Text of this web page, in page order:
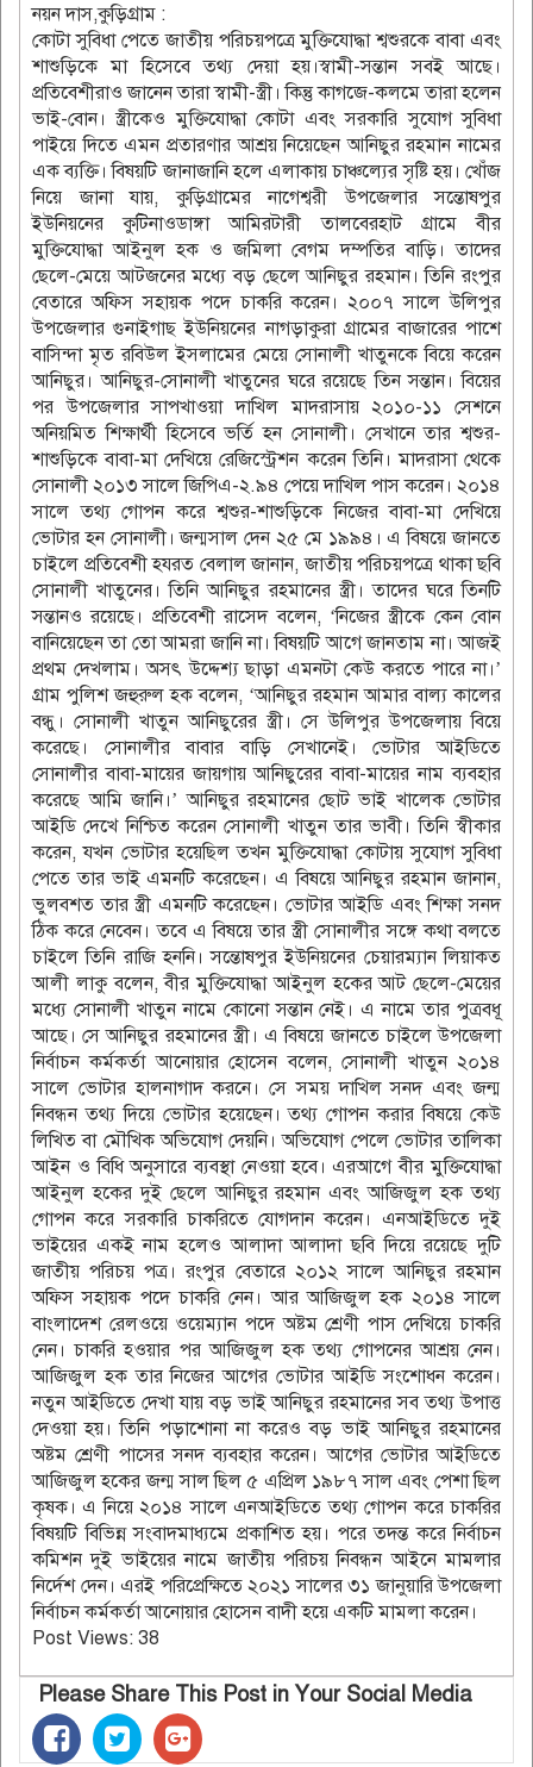
নয়ন দাস,কুড়িগ্রাম :
কোটা সুবিধা পেতে জাতীয় পরিচয়পত্রে মুক্তিযোদ্ধা শ্বশুরকে বাবা এবং
শাশুড়িকে মা হিসেবে তথ্য দেয়া হয়।স্বামী-সন্তান সবই আছে।
প্রতিবেশীরাও জানেন তারা স্বামী-স্ত্রী। কিন্তু কাগজে-কলমে তারা হলেন
ভাই-বোন। স্ত্রীকেও মুক্তিযোদ্ধা কোটা এবং সরকারি সুযোগ সুবিধা
পাইয়ে দিতে এমন প্রতারণার আশ্রয় নিয়েছেন আনিছুর রহমান নামের
এক ব্যক্তি। বিষয়টি জানাজানি হলে এলাকায় চাঞ্চল্যের সৃষ্টি হয়। খোঁজ
নিয়ে জানা যায়, কুড়িগ্রামের নাগেশ্বরী উপজেলার সন্তোষপুর
ইউনিয়নের কুটিনাওডাঙ্গা আমিরটারী তালবেরহাট গ্রামে বীর
মুক্তিযোদ্ধা আইনুল হক ও জমিলা বেগম দম্পতির বাড়ি। তাদের
ছেলে-মেয়ে আটজনের মধ্যে বড় ছেলে আনিছুর রহমান। তিনি রংপুর
বেতারে অফিস সহায়ক পদে চাকরি করেন। ২০০৭ সালে উলিপুর
উপজেলার গুনাইগাছ ইউনিয়নের নাগড়াকুরা গ্রামের বাজারের পাশে
বাসিন্দা মৃত রবিউল ইসলামের মেয়ে সোনালী খাতুনকে বিয়ে করেন
আনিছুর। আনিছুর-সোনালী খাতুনের ঘরে রয়েছে তিন সন্তান। বিয়ের
পর উপজেলার সাপখাওয়া দাখিল মাদরাসায় ২০১০-১১ সেশনে
অনিয়মিত শিক্ষার্থী হিসেবে ভর্তি হন সোনালী। সেখানে তার শ্বশুর-
শাশুড়িকে বাবা-মা দেখিয়ে রেজিস্ট্রেশন করেন তিনি। মাদরাসা থেকে
সোনালী ২০১৩ সালে জিপিএ-২.৯৪ পেয়ে দাখিল পাস করেন। ২০১৪
সালে তথ্য গোপন করে শ্বশুর-শাশুড়িকে নিজের বাবা-মা দেখিয়ে
ভোটার হন সোনালী। জন্মসাল দেন ২৫ মে ১৯৯৪। এ বিষয়ে জানতে
চাইলে প্রতিবেশী হযরত বেলাল জানান, জাতীয় পরিচয়পত্রে থাকা ছবি
সোনালী খাতুনের। তিনি আনিছুর রহমানের স্ত্রী। তাদের ঘরে তিনটি
সন্তানও রয়েছে। প্রতিবেশী রাসেদ বলেন, ‘নিজের স্ত্রীকে কেন বোন
বানিয়েছেন তা তো আমরা জানি না। বিষয়টি আগে জানতাম না। আজই
প্রথম দেখলাম। অসৎ উদ্দেশ্য ছাড়া এমনটা কেউ করতে পারে না।’
গ্রাম পুলিশ জহুরুল হক বলেন, ‘আনিছুর রহমান আমার বাল্য কালের
বন্ধু। সোনালী খাতুন আনিছুরের স্ত্রী। সে উলিপুর উপজেলায় বিয়ে
করেছে। সোনালীর বাবার বাড়ি সেখানেই। ভোটার আইডিতে
সোনালীর বাবা-মায়ের জায়গায় আনিছুরের বাবা-মায়ের নাম ব্যবহার
করেছে আমি জানি।’ আনিছুর রহমানের ছোট ভাই খালেক ভোটার
আইডি দেখে নিশ্চিত করেন সোনালী খাতুন তার ভাবী। তিনি স্বীকার
করেন, যখন ভোটার হয়েছিল তখন মুক্তিযোদ্ধা কোটায় সুযোগ সুবিধা
পেতে তার ভাই এমনটি করেছেন। এ বিষয়ে আনিছুর রহমান জানান,
ভুলবশত তার স্ত্রী এমনটি করেছেন। ভোটার আইডি এবং শিক্ষা সনদ
ঠিক করে নেবেন। তবে এ বিষয়ে তার স্ত্রী সোনালীর সঙ্গে কথা বলতে
চাইলে তিনি রাজি হননি। সন্তোষপুর ইউনিয়নের চেয়ারম্যান লিয়াকত
আলী লাকু বলেন, বীর মুক্তিযোদ্ধা আইনুল হকের আট ছেলে-মেয়ের
মধ্যে সোনালী খাতুন নামে কোনো সন্তান নেই। এ নামে তার পুত্রবধূ
আছে। সে আনিছুর রহমানের স্ত্রী। এ বিষয়ে জানতে চাইলে উপজেলা
নির্বাচন কর্মকর্তা আনোয়ার হোসেন বলেন, সোনালী খাতুন ২০১৪
সালে ভোটার হালনাগাদ করনে। সে সময় দাখিল সনদ এবং জন্ম
নিবন্ধন তথ্য দিয়ে ভোটার হয়েছেন। তথ্য গোপন করার বিষয়ে কেউ
লিখিত বা মৌখিক অভিযোগ দেয়নি। অভিযোগ পেলে ভোটার তালিকা
আইন ও বিধি অনুসারে ব্যবস্থা নেওয়া হবে। এরআগে বীর মুক্তিযোদ্ধা
আইনুল হকের দুই ছেলে আনিছুর রহমান এবং আজিজুল হক তথ্য
গোপন করে সরকারি চাকরিতে যোগদান করেন। এনআইডিতে দুই
ভাইয়ের একই নাম হলেও আলাদা আলাদা ছবি দিয়ে রয়েছে দুটি
জাতীয় পরিচয় পত্র। রংপুর বেতারে ২০১২ সালে আনিছুর রহমান
অফিস সহায়ক পদে চাকরি নেন। আর আজিজুল হক ২০১৪ সালে
বাংলাদেশ রেলওয়ে ওয়েম্যান পদে অষ্টম শ্রেণী পাস দেখিয়ে চাকরি
নেন। চাকরি হওয়ার পর আজিজুল হক তথ্য গোপনের আশ্রয় নেন।
আজিজুল হক তার নিজের আগের ভোটার আইডি সংশোধন করেন।
নতুন আইডিতে দেখা যায় বড় ভাই আনিছুর রহমানের সব তথ্য উপাত্ত
দেওয়া হয়। তিনি পড়াশোনা না করেও বড় ভাই আনিছুর রহমানের
অষ্টম শ্রেণী পাসের সনদ ব্যবহার করেন। আগের ভোটার আইডিতে
আজিজুল হকের জন্ম সাল ছিল ৫ এপ্রিল ১৯৮৭ সাল এবং পেশা ছিল
কৃষক। এ নিয়ে ২০১৪ সালে এনআইডিতে তথ্য গোপন করে চাকরির
বিষয়টি বিভিন্ন সংবাদমাধ্যমে প্রকাশিত হয়। পরে তদন্ত করে নির্বাচন
কমিশন দুই ভাইয়ের নামে জাতীয় পরিচয় নিবন্ধন আইনে মামলার
নির্দেশ দেন। এরই পরিপ্রেক্ষিতে ২০২১ সালের ৩১ জানুয়ারি উপজেলা
নির্বাচন কর্মকর্তা আনোয়ার হোসেন বাদী হয়ে একটি মামলা করেন।
Post Views: 38
Please Share This Post in Your Social Media